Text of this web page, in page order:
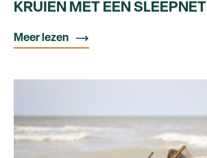
KRUIEN MET EEN SLEEPNET
Meer lezen